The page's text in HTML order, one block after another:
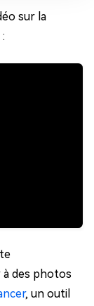
sur la
des photos
, un outil